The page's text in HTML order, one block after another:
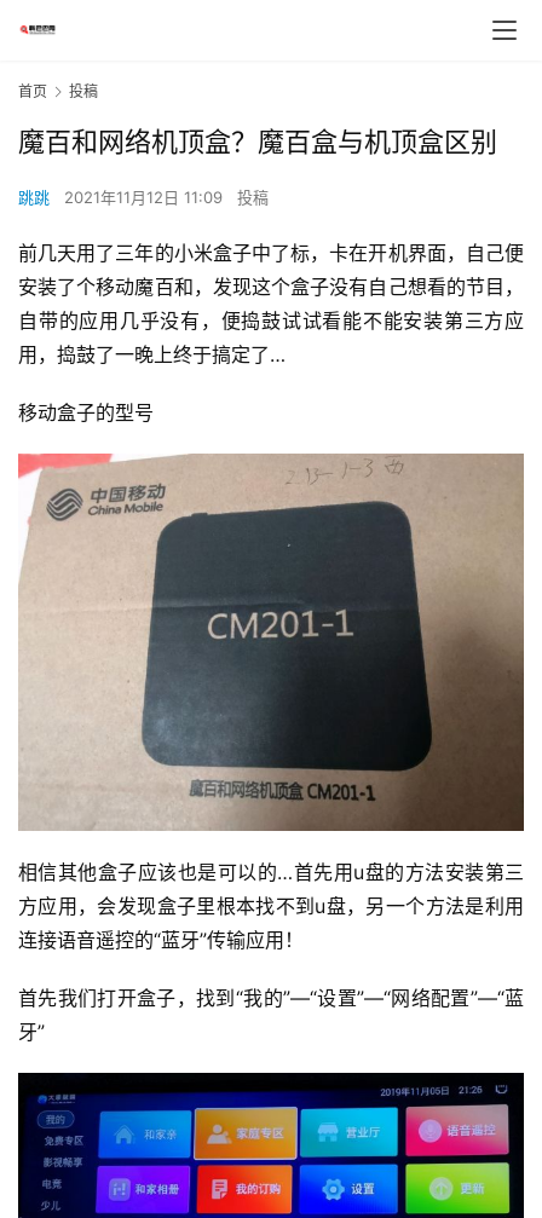
首页 投稿
魔百和网络机顶盒？魔百盒与机顶盒区别
跳跳 2021年11月12日 11:09 投稿
前几天用了三年的小米盒子中了标，卡在开机界面，自己便
安装了个移动魔百和，发现这个盒子没有自己想看的节目，
自带的应用几乎没有，便捣鼓试试看能不能安装第三方应
用，捣鼓了一晚上终于搞定了…
移动盒子的型号
相信其他盒子应该也是可以的…首先用u盘的方法安装第三
方应用，会发现盒子里根本找不到u盘，另一个方法是利用
连接语音遥控的“蓝牙”传输应用！
首先我们打开盒子，找到“我的”—“设置”—“网络配置”—“蓝
牙”